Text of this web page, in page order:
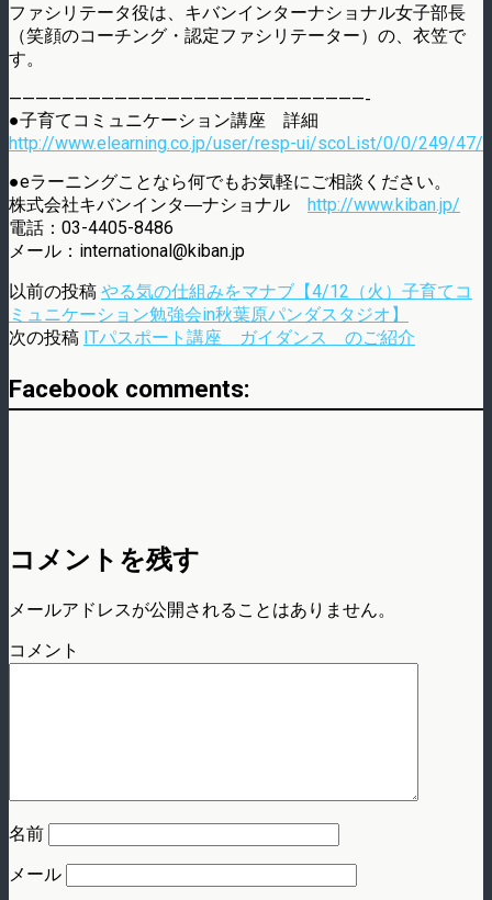
ファシリテータ役は、キバンインターナショナル女子部長
（笑顔のコーチング・認定ファシリテーター）の、衣笠で
す。
———————————————————————————-
●子育てコミュニケーション講座 詳細
http://www.elearning.co.jp/user/resp-ui/scoList/0/0/249/47/
●eラーニングことなら何でもお気軽にご相談ください。
株式会社キバンインタ―ナショナル http://www.kiban.jp/
電話：03-4405-8486
メール：international@kiban.jp
以前の投稿 やる気の仕組みをマナブ【4/12（火）子育てコ
ミュニケーション勉強会in秋葉原パンダスタジオ】
次の投稿 ITパスポート講座 ガイダンス のご紹介
Facebook comments:
コメントを残す
メールアドレスが公開されることはありません。
コメント
名前
メール